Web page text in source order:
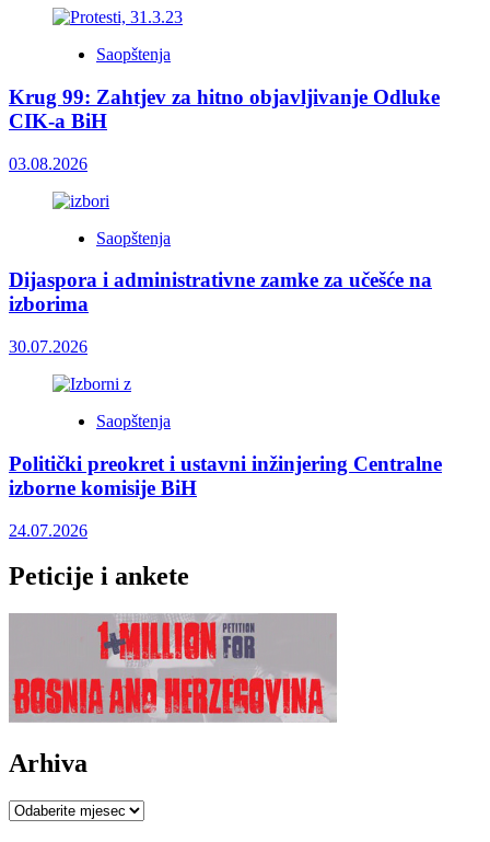
Saopštenja
Krug 99: Zahtjev za hitno objavljivanje Odluke
CIK-a BiH
03.08.2026
Saopštenja
Dijaspora i administrativne zamke za učešće na
izborima
30.07.2026
Saopštenja
Politički preokret i ustavni inžinjering Centralne
izborne komisije BiH
24.07.2026
Peticije i ankete
Arhiva
Arhiva